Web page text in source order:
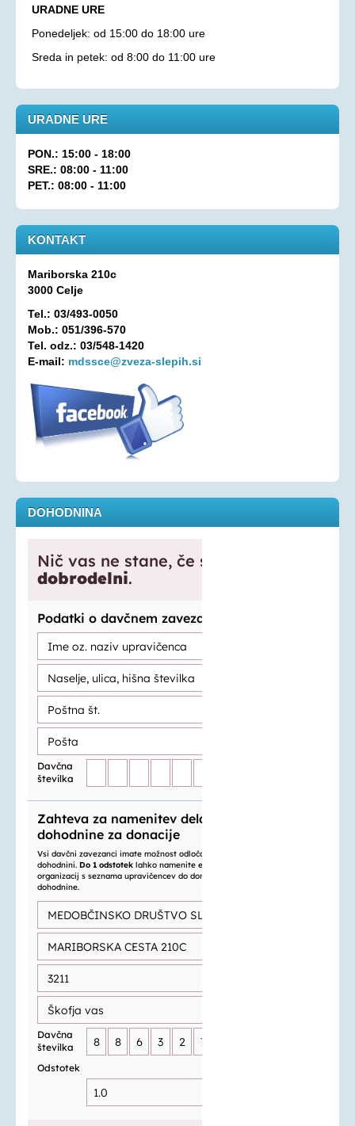
Parkirna karta za invalide
Evropska kartica ugodnosti
Vozovnica za železniški promet
URADNE URE
Ponedeljek: od 15:00 do 18:00 ure
Sreda in petek: od 8:00 do 11:00 ure
URADNE URE
PON.: 15:00 - 18:00
SRE.: 08:00 - 11:00
PET.: 08:00 - 11:00
KONTAKT
Mariborska 210c
3000 Celje
Tel.: 03/493-0050
Mob.: 051/396-570
Tel. odz.: 03/548-1420
E-mail: mdssce@zveza-slepih.si
DOHODNINA